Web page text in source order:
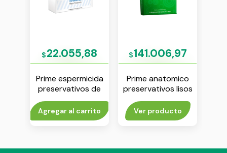
$22.055,88
Prime espermicida
preservativos de
latex x 12 unidades
Agregar al carrito
$141.006,97
Prime anatomico
preservativos lisos
de latex x 3
unidades
Ver producto